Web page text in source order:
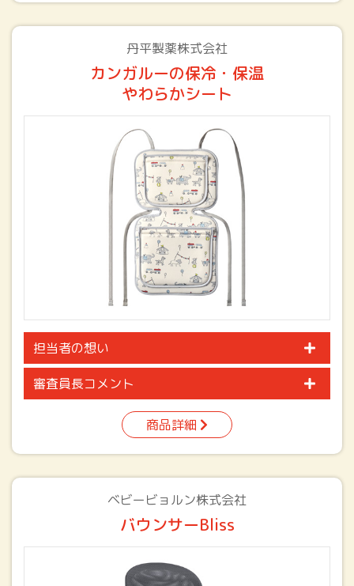
丹平製薬株式会社
カンガルーの保冷・保温
やわらかシート
担当者の想い
審査員長コメント
商品詳細
ベビービョルン株式会社
バウンサーBliss